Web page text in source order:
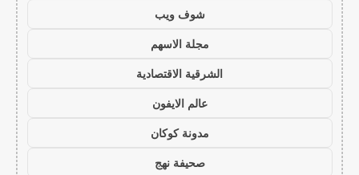
شوف ويب
مجلة الاسهم
الشرقية الاقتصادية
عالم الايفون
مدونة كوكان
صحيفة نهج